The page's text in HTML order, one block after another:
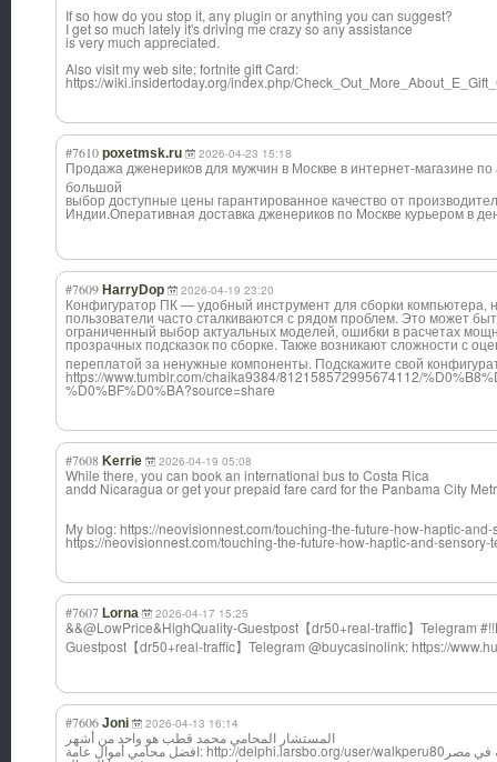
If so how do you stop it, any plugin or anything you can suggest?
I get so much lately it's driving me crazy so any assistance
is very much appreciated.
Also visit my web site; fortnite gift Card:
https://wiki.insidertoday.org/index.php/
#7610 poxetmsk.ru 2026-04-23 15:18
Продажа дженериков для мужчин в Москве в интернет-магазине по
большой
выбор доступные цены гарантированное качество от
Индии.Оперативная доставка дженериков по Москве курьером в
#7609 HarryDop 2026-04-19 23:20
Конфигуратор ПК — удобный инструмент для сборки компьютера,
пользователи часто сталкиваются с рядом проблем. Это может
ограниченный выбор актуальных моделей, ошибки в расчетах
прозрачных подсказок по сборке. Также возникают сложности с
переплатой за ненужные компоненты. Подскажите свой
https://www.tumblr.com/chaika9384/812158572995674112/
%D0%BF%D0%BA?source=share
#7608 Kerrie 2026-04-19 05:08
While there, you can book an international bus to Costa Rica
andd Nicaragua or get your prepaid fare card for the Panbama City
My blog: https://neovisionnest.com/touching-the-future-how-haptic-
https://neovisionnest.com/touching-the-future-how-haptic-and-
#7607 Lorna 2026-04-17 15:25
&&@LowPrice&HighQuality-Guestpost【dr50+real-traffic】Telegram
Guestpost【dr50+real-traffic】Telegram @buycasinolink: https://
#7606 Joni 2026-04-13 16:14
المستشار المحامي محمد قطب هو واحد من أشهر